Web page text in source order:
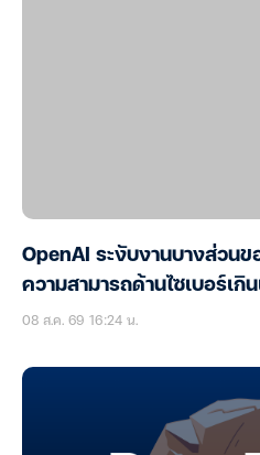
OpenAI ระงับงานบางส่วน
ความสามารถด้านไซเบอร์เ
08 ส.ค. 69 16:24 น.